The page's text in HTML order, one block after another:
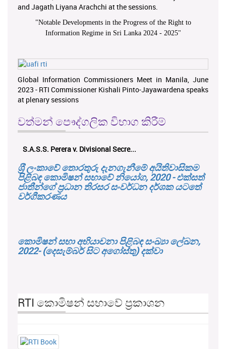
and Jagath Liyana Arachchi at the sessions.
"Notable Developments in the Progress of the Right to
Information Regime in Sri Lanka 2024 - 2025"
Global Information Commissioners Meet in Manila, June
2023 - RTI Commissioner Kishali Pinto-Jayawardena speaks
at plenary sessions
වත්මන් පෞද්ගලික විභාග කිරීම්
S.A.S.S. Perera v. Divisional Secre...
ශ‍්‍රී ලංකාවේ තොරතුරු දැනගැනීමේ අයිතිවාසිකම
පිළිබඳ කොමිෂන් සභාවේ නියෝග, 2020 - එක්සත්
ජාතීන්ගේ ප්‍රධාන තිරසර සංවර්ධන දර්ශක යටතේ
වර්ගීකරණය
කොමිෂන් සභා අභියාචනා පිළිබඳ සංඛ්‍යා ලේඛන,
2022- (දෙසැම්බර් සිට අගෝස්තු) දක්වා
RTI කොමිෂන් සභාවේ ප්‍රකාශන